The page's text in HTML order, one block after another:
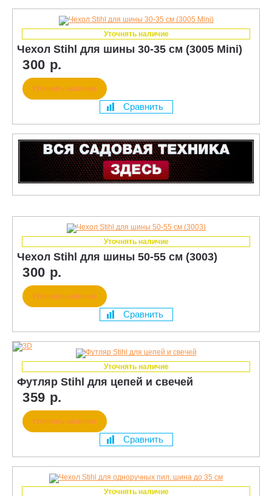
Уточнять наличие
Чехол Stihl для шины 30-35 см (3005 Mini)
300 р.
Уточнить наличие
Сравнить
Уточнять наличие
Чехол Stihl для шины 50-55 см (3003)
300 р.
Уточнить наличие
Сравнить
Уточнять наличие
Футляр Stihl для цепей и свечей
359 р.
Уточнить наличие
Сравнить
Уточнять наличие